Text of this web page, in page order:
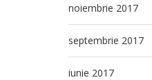
noiembrie 2017
septembrie 2017
iunie 2017